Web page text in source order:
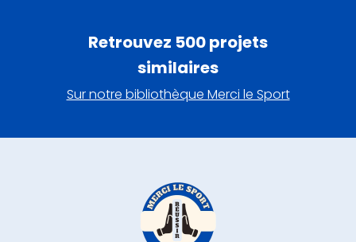
Retrouvez 500 projets
similaires
Sur notre bibliothèque Merci le Sport